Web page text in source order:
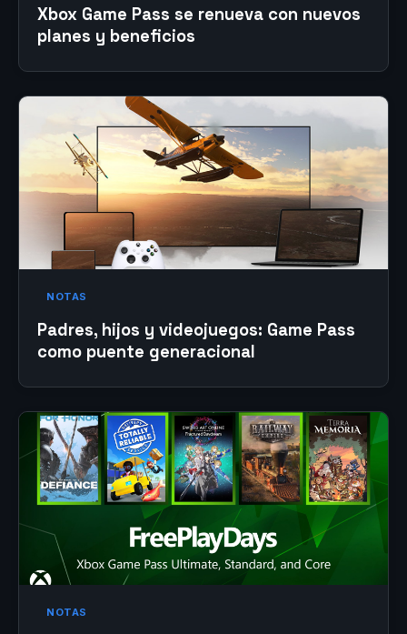
Xbox Game Pass se renueva con nuevos
planes y beneficios
NOTAS
Padres, hijos y videojuegos: Game Pass
como puente generacional
NOTAS